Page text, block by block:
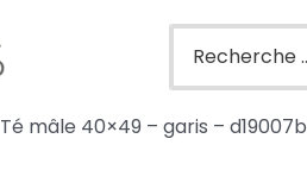
Té mâle 40×49 – garis – d19007b